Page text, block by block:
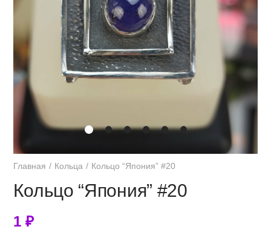
Главная Кольца Кольцо “Япония” #20
Кольцо “Япония” #20
1₽